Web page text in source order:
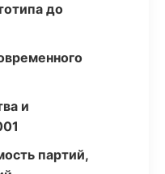
до
и
партий,